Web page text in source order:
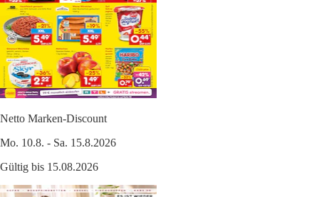
Netto Marken-Discount
Mo. 10.8. - Sa. 15.8.2026
Gültig bis 15.08.2026